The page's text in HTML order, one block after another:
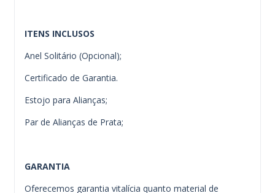
ITENS INCLUSOS
Anel Solitário (Opcional);
Certificado de Garantia.
Estojo para Alianças;
Par de Alianças de Prata;
GARANTIA
Oferecemos garantia vitalícia quanto material de